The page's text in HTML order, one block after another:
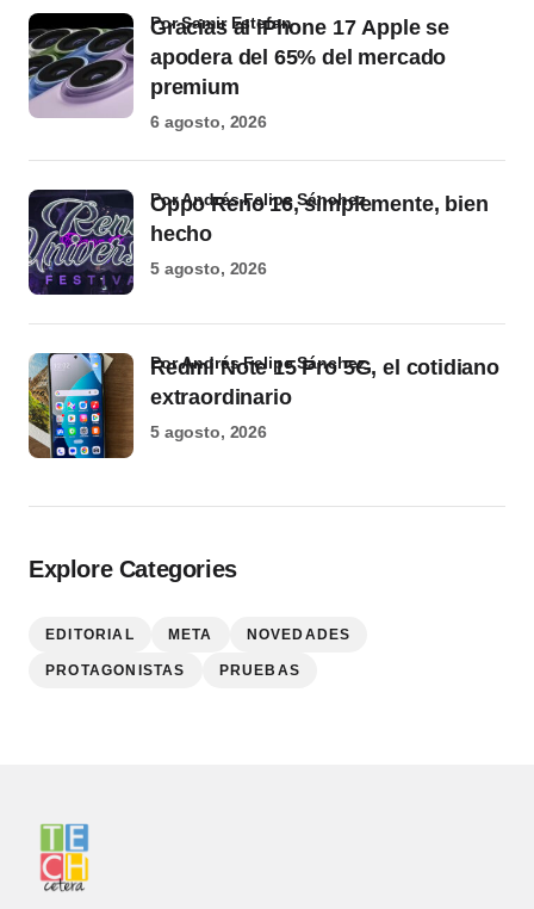
Gracias al iPhone 17 Apple se
apodera del 65% del mercado
premium
por Samir Estefan
6 agosto, 2026
Oppo Reno 16, simplemente, bien
hecho
por Andrés Felipe Sánchez
5 agosto, 2026
Redmi Note 15 Pro 5G, el cotidiano
extraordinario
por Andrés Felipe Sánchez
5 agosto, 2026
Explore Categories
EDITORIAL META NOVEDADES
PROTAGONISTAS PRUEBAS